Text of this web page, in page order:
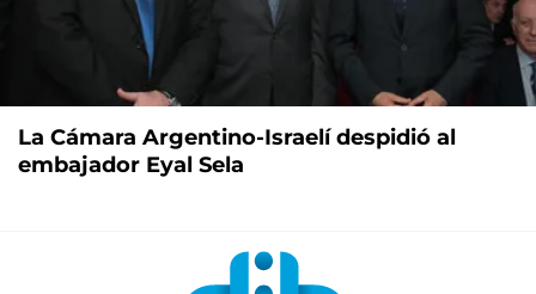
La Cámara Argentino-Israelí despidió al
embajador Eyal Sela